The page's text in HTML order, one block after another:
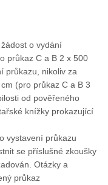
o vydání
průkaz C a B 2 x 500
průkazu, nikoliv za
(pro průkaz C a B 3
od pověřeného
knížky prokazující
vystavení průkazu
se příslušné zkoušky
Otázky a
průkaz